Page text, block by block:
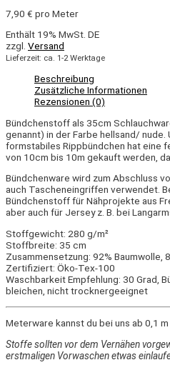
7,90 € pro Meter
Enthält 19% MwSt. DE
zzgl. Versand
Lieferzeit: ca. 1-2 Werktage
Beschreibung
Zusätzliche Informationen
Rezensionen (0)
Bündchenstoff als 35cm
genannt) in der Farbe hellsand/ nude.
formstabiles Rippbündchen hat eine
von 10cm bis 10m gekauft werden,
Bündchenware wird zum Abschluss
auch Tascheneingriffen verwendet.
Bündchenstoff für Nähprojekte aus
aber auch für Jersey z. B. bei
Stoffgewicht: 280 g/m²
Stoffbreite: 35 cm
Zusammensetzung: 92% Baumwolle,
Zertifiziert: Öko-Tex-100
Waschbarkeit Empfehlung: 30 Grad,
bleichen, nicht trocknergeeignet
Meterware kannst du bei uns ab 0,1
Stoffe sollten vor dem Vernähen
erstmaligen Vorwaschen etwas